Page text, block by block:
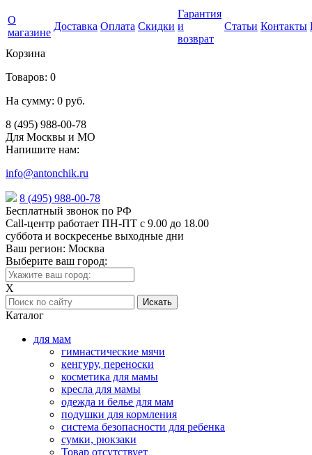
О
магазине
Доставка Оплата Скидки
Гарантия
и
возврат
Статьи Контакты
Корзина
Товаров: 0
На сумму: 0 руб.
8 (495) 988-00-78
Для Москвы и МО
Напишите нам:
info@antonchik.ru
8 (495) 988-00-78
Бесплатный звонок по РФ
Call-центр работает ПН-ПТ с 9.00 до 18.00
суббота и воскресенье выходные дни
Ваш регион: Москва
Выберите ваш город:
X
Каталог
для мам
гимнастические мячи
кенгуру, переноски
косметика для мамы
кресла для мамы
одежда и белье для мам
подушки для кормления
система безопасности для ребенка
сумки, рюкзаки
Товар отсутствует